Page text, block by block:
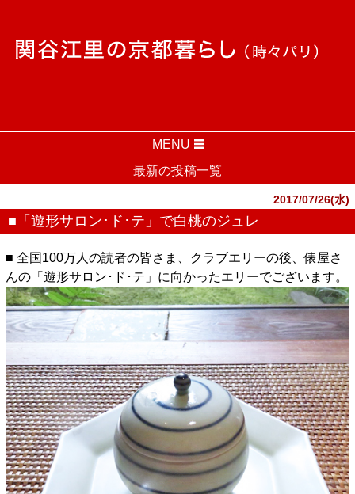
MENU
最新の投稿一覧
2017/07/26(水)
■「遊形サロン･ド･テ」で白桃のジュレ
■ 全国100万人の読者の皆さま、クラブエリーの後、俵屋さ
んの「遊形サロン･ド･テ」に向かったエリーでございます。